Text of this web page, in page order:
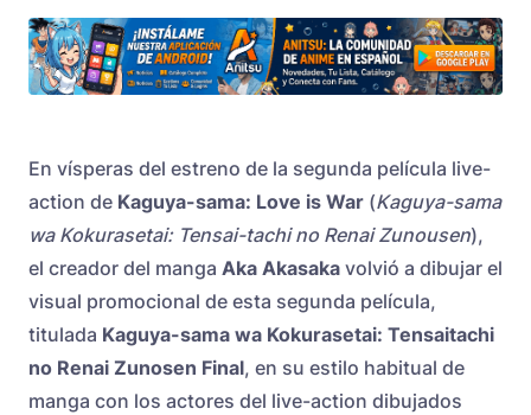
En vísperas del estreno de la segunda película live-
action de Kaguya-sama: Love is War (Kaguya-sama
wa Kokurasetai: Tensai-tachi no Renai Zunousen),
el creador del manga Aka Akasaka volvió a dibujar el
visual promocional de esta segunda película,
titulada Kaguya-sama wa Kokurasetai: Tensaitachi
no Renai Zunosen Final, en su estilo habitual de
manga con los actores del live-action dibujados